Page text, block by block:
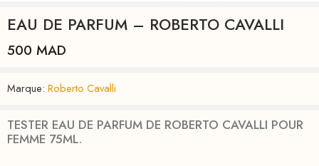
EAU DE PARFUM – ROBERTO CAVALLI
500 MAD
Marque: Roberto Cavalli
TESTER EAU DE PARFUM DE ROBERTO CAVALLI POUR
FEMME 75ML.